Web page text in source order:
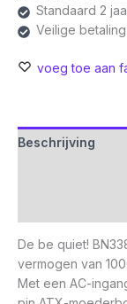
Standaard 2
Veilige
voeg toe aan
Beschrijving
De be quiet!
vermogen van
Met een AC-